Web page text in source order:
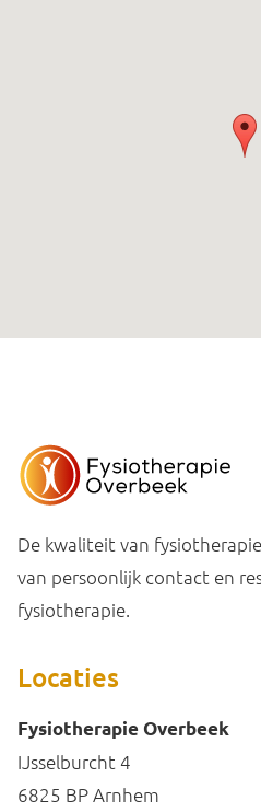
De kwaliteit van
van persoonlijk contact en
fysiotherapie.
Locaties
Fysiotherapie Overbeek
IJsselburcht 4
6825 BPArnhem